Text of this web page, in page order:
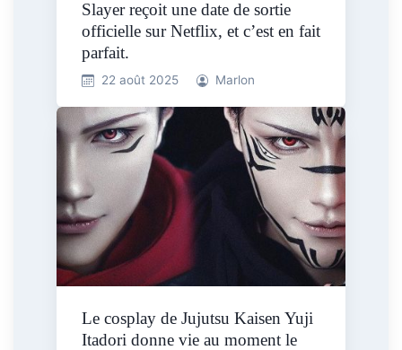
Slayer reçoit une date de sortie
officielle sur Netflix, et c’est en fait
parfait.
22 août 2025 Marlon
Le cosplay de Jujutsu Kaisen Yuji
Itadori donne vie au moment le